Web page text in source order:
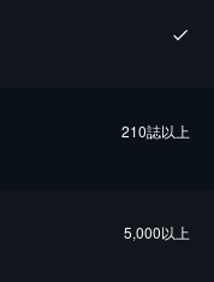
210誌以上
5,000以上